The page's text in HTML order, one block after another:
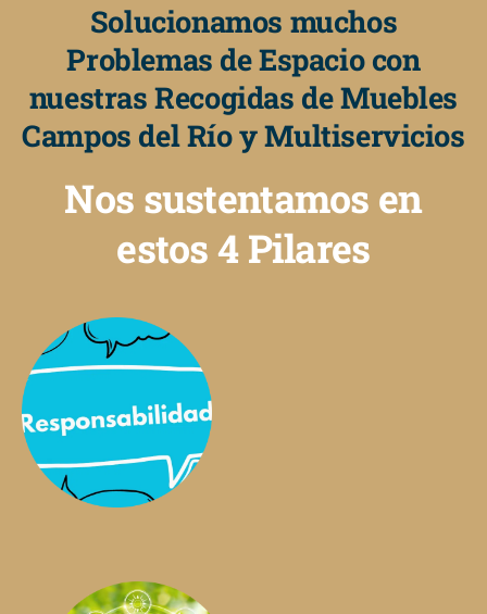
Solucionamos muchos
Problemas de Espacio con
nuestras Recogidas de Muebles
Campos del Río y Multiservicios
Nos sustentamos en
estos 4 Pilares